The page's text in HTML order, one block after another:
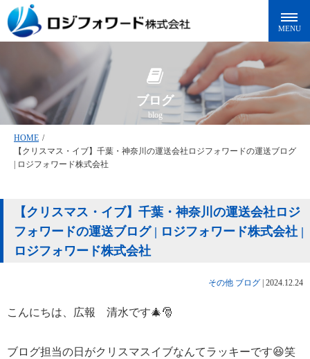
ブログ
blog
HOME /
【クリスマス・イブ】千葉・神奈川の運送会社ロジフォワードの運送ブログ
| ロジフォワード株式会社
【クリスマス・イブ】千葉・神奈川の運送会社ロジ
フォワードの運送ブログ | ロジフォワード株式会社 |
ロジフォワード株式会社
その他 ブログ 2024.12.24
こんにちは、広報 清水です🎄🎅
ブログ担当の日がクリスマスイブなんてラッキーです😆笑